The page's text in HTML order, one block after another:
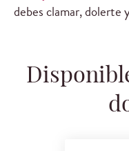
debes clamar, dolerte